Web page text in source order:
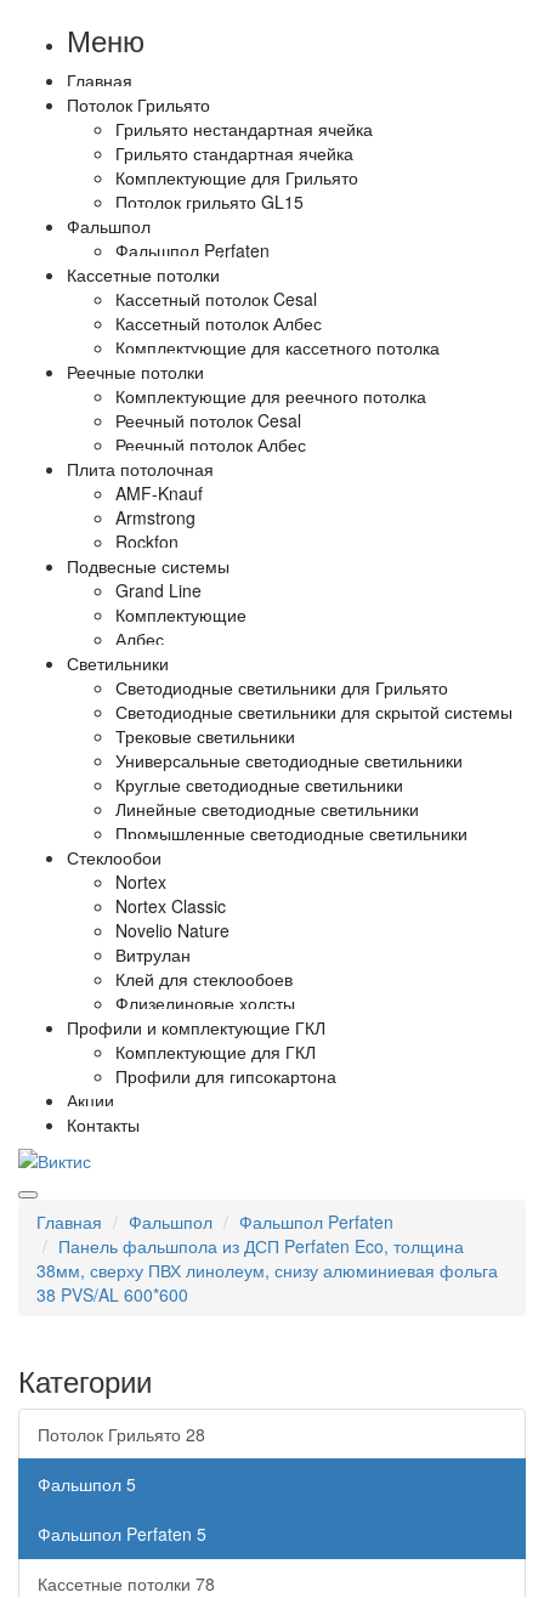
Меню
Главная
Потолок Грильято
Грильято нестандартная ячейка
Грильято стандартная ячейка
Комплектующие для Грильято
Потолок грильято GL15
Фальшпол
Фальшпол Perfaten
Кассетные потолки
Кассетный потолок Cesal
Кассетный потолок Албес
Комплектующие для кассетного потолка
Реечные потолки
Комплектующие для реечного потолка
Реечный потолок Cesal
Реечный потолок Албес
Плита потолочная
AMF-Knauf
Armstrong
Rockfon
Подвесные системы
Grand Line
Комплектующие
Албес
Светильники
Светодиодные светильники для Грильято
Светодиодные светильники для скрытой системы
Трековые светильники
Универсальные светодиодные светильники
Круглые светодиодные светильники
Линейные светодиодные светильники
Промышленные светодиодные светильники
Стеклообои
Nortex
Nortex Classic
Novelio Nature
Витрулан
Клей для стеклообоев
Флизелиновые холсты
Профили и комплектующие ГКЛ
Комплектующие для ГКЛ
Профили для гипсокартона
Акции
Контакты
Главная Фальшпол
Фальшпол Perfaten
Панель фальшпола из ДСП Perfaten Eco, толщина
38мм, сверху ПВХ линолеум, снизу алюминиевая фольга
38 PVS/AL 600*600
Категории
Потолок Грильято 28
Фальшпол 5
Фальшпол Perfaten 5
Кассетные потолки 78